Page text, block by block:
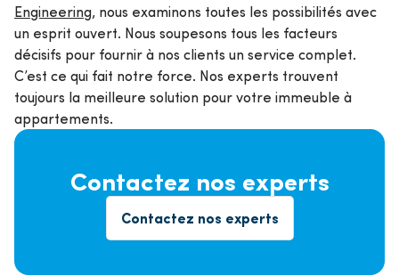
Engineering, nous examinons toutes les possibilités avec
un esprit ouvert. Nous soupesons tous les facteurs
décisifs pour fournir à nos clients un service complet.
C’est ce qui fait notre force. Nos experts trouvent
toujours la meilleure solution pour votre immeuble à
appartements.
Contactez nos experts
Contactez nos experts